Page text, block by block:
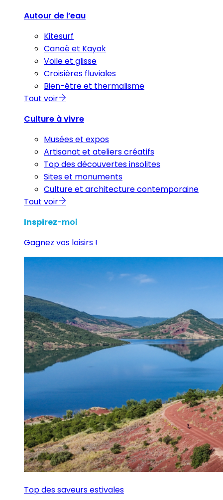
Autour de l’eau
Kitesurf
Canoë et Kayak
Voile et glisse
Croisières fluviales
Bien-être et thermalisme
Tout voir
Culture à vivre
Musées et expos
Artisanat et ateliers créatifs
Top des découvertes insolites
Sites et monuments
Culture et architecture contemporaine
Tout voir
Inspirez-moi
Gagnez vos loisirs !
Top des saveurs estivales